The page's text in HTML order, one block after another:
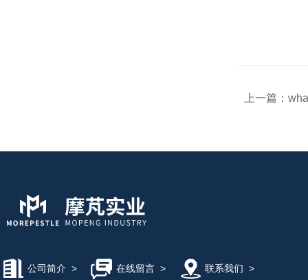
上一篇：
公司简介 > 在线留言> 联系我们 >